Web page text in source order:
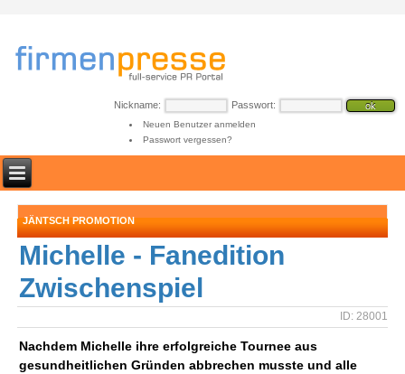
Nickname: Passwort:
Neuen Benutzer anmelden
Passwort vergessen?
JÄNTSCH PROMOTION
Michelle - Fanedition
Zwischenspiel
ID: 28001
Nachdem Michelle ihre erfolgreiche Tournee aus
gesundheitlichen Gründen abbrechen musste und alle